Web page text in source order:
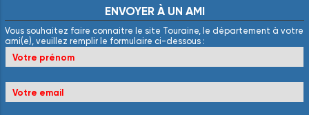
ENVOYER À UN AMI
Vous souhaitez faire connaitre le site Touraine, le département à votre
ami(e), veuillez remplir le formulaire ci-dessous :